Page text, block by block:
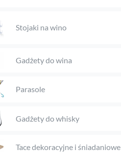
Stojaki na wino
Gadżety do wina
Parasole
Gadżety do whisky
Tace dekoracyjne i śniadaniowe